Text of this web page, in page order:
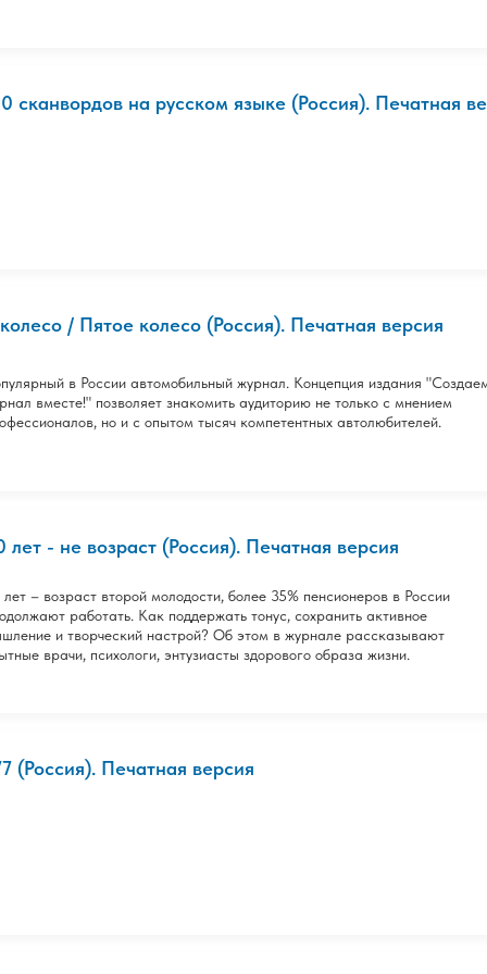
сканвордов на русском языке (Россия). Печатная
/ Пятое колесо (Россия). Печатная версия
в России автомобильный журнал. Концепция издания
вместе!" позволяет знакомить аудиторию не только с мнением
но и с опытом тысяч компетентных автолюбителей.
лет - не возраст (Россия). Печатная версия
– возраст второй молодости, более 35% пенсионеров в России
работать. Как поддержать тонус, сохранить активное
и творческий настрой? Об этом в журнале рассказывают
врачи, психологи, энтузиасты здорового образа жизни.
(Россия). Печатная версия